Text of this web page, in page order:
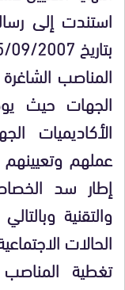
المناصب
الجهات حيث
الأكاديميات
عملهم
إطار سد
والتقنية
الحالات
تغطية